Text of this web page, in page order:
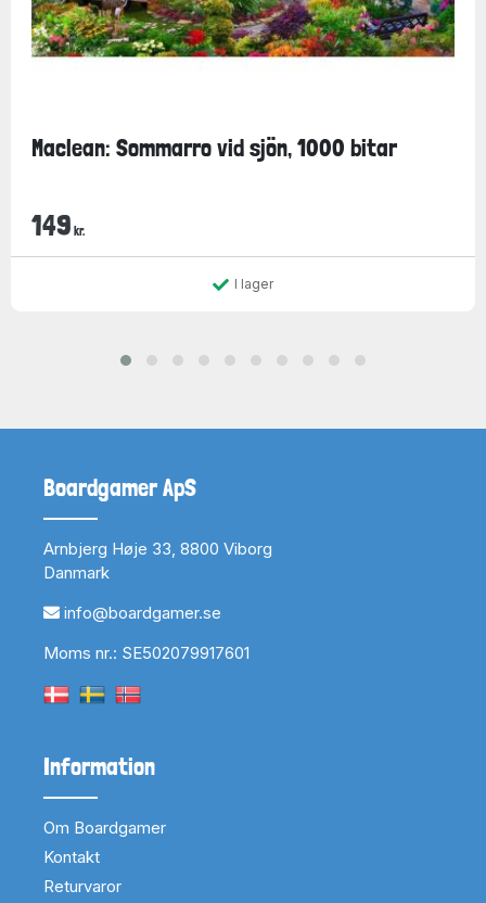
Maclean: Sommarro vid sjön, 1000 bitar
149 kr.
I lager
Boardgamer ApS
Arnbjerg Høje 33, 8800 Viborg
Danmark
info@boardgamer.se
Moms nr.: SE502079917601
Information
Om Boardgamer
Kontakt
Returvaror